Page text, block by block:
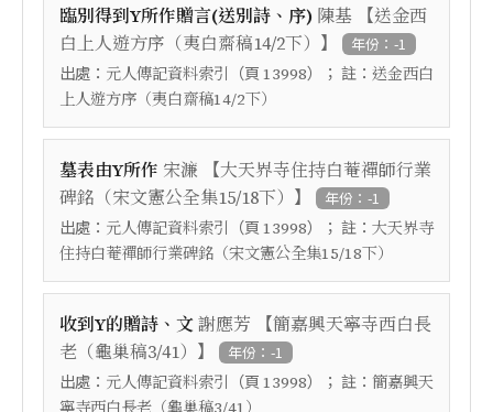
臨別得到Y所作贈言(送別詩、序) 陳基 【送金西
白上人遊方序（夷白齋稿14/2下） 】 年份：-1
出處： 元人傳記資料索引 （頁 13998）； 註： 送金西白
上人遊方序（夷白齋稿14/2下）
墓表由Y所作 宋濂 【大天界寺住持白菴禪師行業
碑銘（宋文憲公全集15/18下） 】 年份：-1
出處： 元人傳記資料索引 （頁 13998）； 註： 大天界寺
住持白菴禪師行業碑銘（宋文憲公全集15/18下）
收到Y的贈詩、文謝應芳 【簡嘉興天寧寺西白長
老（龜巢稿3/41） 】 年份：-1
出處： 元人傳記資料索引 （頁 13998）； 註： 簡嘉興天
寧寺西白長老（龜巢稿3/41）